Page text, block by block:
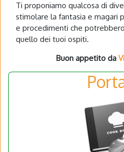
Ti proponiamo qualcosa di
stimolare la fantasia e magari
e procedimenti che
quello dei tuoi ospiti.
Buon appetito da